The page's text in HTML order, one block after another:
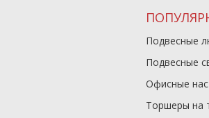
Подвесные
Подвесные
Офисные
Торшеры на